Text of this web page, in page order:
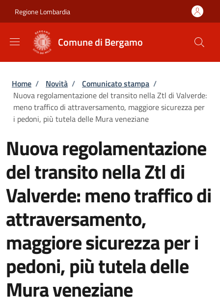
Regione Lombardia
Comune di Bergamo
Briciole di pane
Home / Novità / Comunicato stampa /
Nuova regolamentazione del transito nella Ztl di Valverde:
meno traffico di attraversamento, maggiore sicurezza per
i pedoni, più tutela delle Mura veneziane
Nuova regolamentazione
del transito nella Ztl di
Valverde: meno traffico di
attraversamento,
maggiore sicurezza per i
pedoni, più tutela delle
Mura veneziane